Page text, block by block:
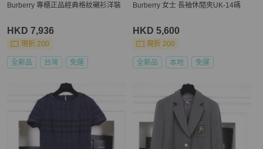
Burberry 專櫃正品經典格紋襯衫洋裝
HKD 7,936
現折 200
全新品 台灣 免運
Burberry 女士 長袖休閒夾UK-14碼
HKD 5,600
現折 200
全新品 本地 免運